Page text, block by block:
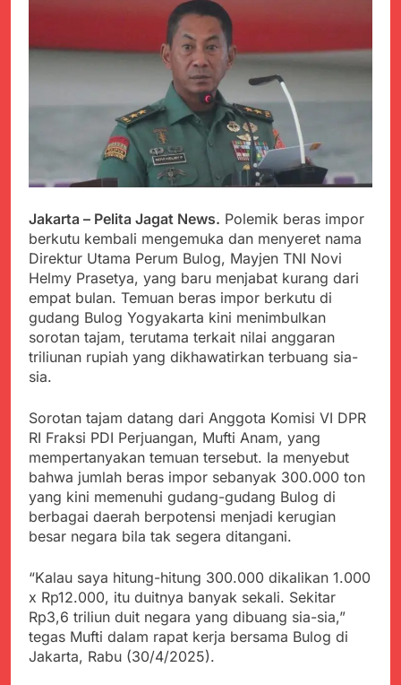
ADE SEBUT
PENYELENGGARAAN
SANGAT BAIK
Juli 22, 2024
Terungkap Dalang
Pemasok BHP Alkes ke
Puskesmas-
Puskesmas se-
kabupaten Sukabumi
selama 7 Tahun.
Juli 22, 2024
Warga Tersenyum
Bahagia Saat Satgas
Yonif 310/KK Bagikan
Puluhan Pakaian
Juli 22, 2024
Diduga Kadinkes Kab.
Sukabumi terlibat
akan kadaluarsa di
puskesmas.
Menkes diharap sidak
ke Dinkes dan keseluruh
Puskesmas di Kab.
Sukabumi terkait
Dugaan beredar nya
Obat obatan Kadaluarsa
Juli 21, 2024
Polres Sumenep
Ungkap Kasus
Pencabulan Terhadap
Anak
Juli 21, 2024
Kisruh terkait Dugaan
Puskesmas beli obat
Angkat Bicara
Satgas Yonif 310/KK
Lakukan Pengecatan
Dan Pembenahan
Juli 21, 2024
Kadinkes kab. Sukabumi
Angkat Bicara Terkait
Dugaan pembelian obat
yang akan Kadaluarsa
oleh Puskesmas
Juli 21, 2024
Diduga Pembelian Obat
oleh Puskesmas di
Kab. Sukabumi yang
akan Kadaluarsa.
Tunjukan
Perhatiannya, Satgas
Yonif 310/KK Berikan
Bantuan Duka Cita
Juli 20, 2024
Polda Jabar Beberkan
Perkembangan
Terbaru Kasus Dago
Jakarta – Pelita Jagat News. Polemik beras impor
berkutu kembali mengemuka dan menyeret nama
Direktur Utama Perum Bulog, Mayjen TNI Novi
Helmy Prasetya, yang baru menjabat kurang dari
empat bulan. Temuan beras impor berkutu di
gudang Bulog Yogyakarta kini menimbulkan
sorotan tajam, terutama terkait nilai anggaran
triliunan rupiah yang dikhawatirkan terbuang sia-
sia.
Sorotan tajam datang dari Anggota Komisi VI DPR
RI Fraksi PDI Perjuangan, Mufti Anam, yang
mempertanyakan temuan tersebut. Ia menyebut
bahwa jumlah beras impor sebanyak 300.000 ton
yang kini memenuhi gudang-gudang Bulog di
berbagai daerah berpotensi menjadi kerugian
besar negara bila tak segera ditangani.
“Kalau saya hitung-hitung 300.000 dikalikan 1.000
x Rp12.000, itu duitnya banyak sekali. Sekitar
Rp3,6 triliun duit negara yang dibuang sia-sia,”
tegas Mufti dalam rapat kerja bersama Bulog di
Jakarta, Rabu (30/4/2025).